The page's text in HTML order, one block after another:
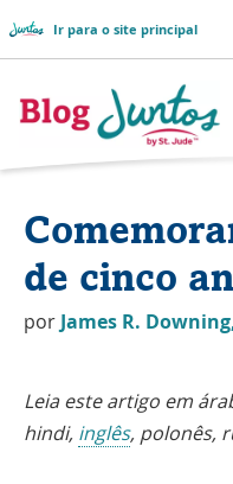
Ir para o site principal
Logotipo
do
do
Juntos
de cinco
por James R.
Leia este artigo em
hindi, inglês, polonês,